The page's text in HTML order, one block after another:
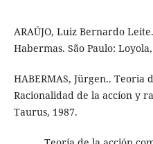
ARAÚJO, Luiz Bernardo
Habermas. São Paulo:
HABERMAS, Jürgen.. Teoria
Racionalidad de la accíon y
Taurus, 1987.